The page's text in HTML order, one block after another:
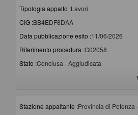
Tipologia appalto :Lavori
CIG :BB4EDF8DAA
Data pubblicazione esito :11/06/2026
Riferimento procedura :G02058
Stato :Conclusa - Aggiudicata
Stazione appaltante :Provincia di Potenza